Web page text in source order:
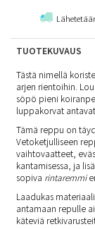
TUOTEKUVAUS
Tästä nimellä
arjen rientoihin.
söpö pieni
luppakorvat
Tämä reppu on
Vetoketjulliseen
vaihtovaatteet,
kantamisessa, ja
sopiva rintaremmi
Laadukas
antamaan repulle
käteviä